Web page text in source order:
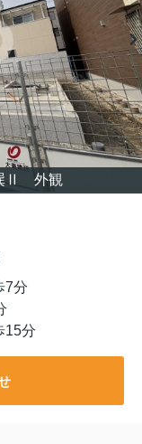
巽Ⅱ 外観
7分
15分